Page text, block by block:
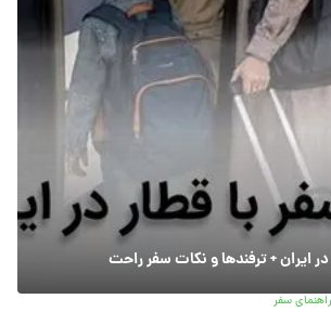
ایران + ترفندها و نکات سفر راحت
راهنمای سفر